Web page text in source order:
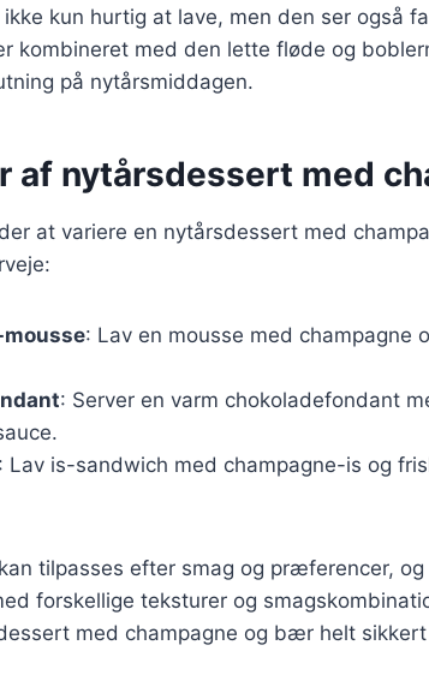
kun hurtig at lave, men den ser også
kombineret med den lette fløde og
på nytårsmiddagen.
af nytårsdessert med
at variere en nytårsdessert med
: Lav en mousse med champagne
: Server en varm chokoladefondant
Lav is-sandwich med champagne-is og
tilpasses efter smag og præferencer,
forskellige teksturer og
med champagne og bær helt